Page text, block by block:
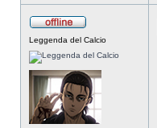
Leggenda del Calcio